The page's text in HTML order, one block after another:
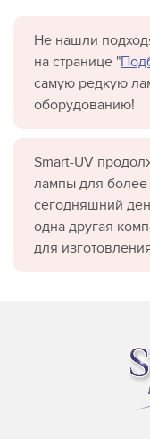
Не нашли
на странице "
самую редкую
оборудованию!
Smart-UV
лампы для более
сегодняшний
одна другая
для